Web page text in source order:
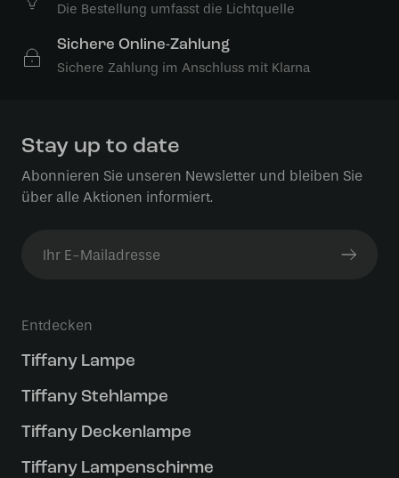
Die Bestellung umfasst die Lichtquelle
Sichere Online-Zahlung
Sichere Zahlung im Anschluss mit Klarna
Stay up to date
Abonnieren Sie unseren Newsletter und bleiben Sie
über alle Aktionen informiert.
Entdecken
Tiffany Lampe
Tiffany Stehlampe
Tiffany Deckenlampe
Tiffany Lampenschirme